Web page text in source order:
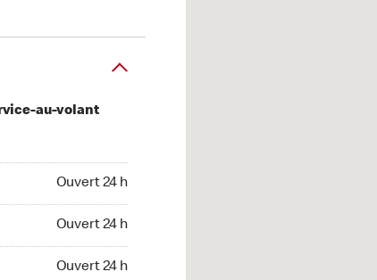
au-volant
Ouvert 24 h
Ouvert 24 h
Ouvert 24 h